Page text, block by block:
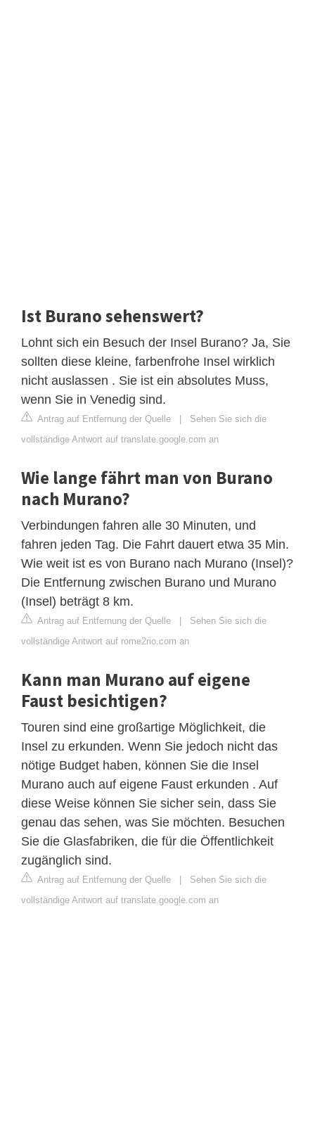
Ist Burano sehenswert?
Lohnt sich ein Besuch der Insel Burano? Ja, Sie
sollten diese kleine, farbenfrohe Insel wirklich
nicht auslassen . Sie ist ein absolutes Muss,
wenn Sie in Venedig sind.
Antrag auf Entfernung der Quelle | Sehen Sie sich die
vollständige Antwort auf translate.google.com an
Wie lange fährt man von Burano
nach Murano?
Verbindungen fahren alle 30 Minuten, und
fahren jeden Tag. Die Fahrt dauert etwa 35 Min.
Wie weit ist es von Burano nach Murano (Insel)?
Die Entfernung zwischen Burano und Murano
(Insel) beträgt 8 km.
Antrag auf Entfernung der Quelle | Sehen Sie sich die
vollständige Antwort auf rome2rio.com an
Kann man Murano auf eigene
Faust besichtigen?
Touren sind eine großartige Möglichkeit, die
Insel zu erkunden. Wenn Sie jedoch nicht das
nötige Budget haben, können Sie die Insel
Murano auch auf eigene Faust erkunden . Auf
diese Weise können Sie sicher sein, dass Sie
genau das sehen, was Sie möchten. Besuchen
Sie die Glasfabriken, die für die Öffentlichkeit
zugänglich sind.
Antrag auf Entfernung der Quelle | Sehen Sie sich die
vollständige Antwort auf translate.google.com an